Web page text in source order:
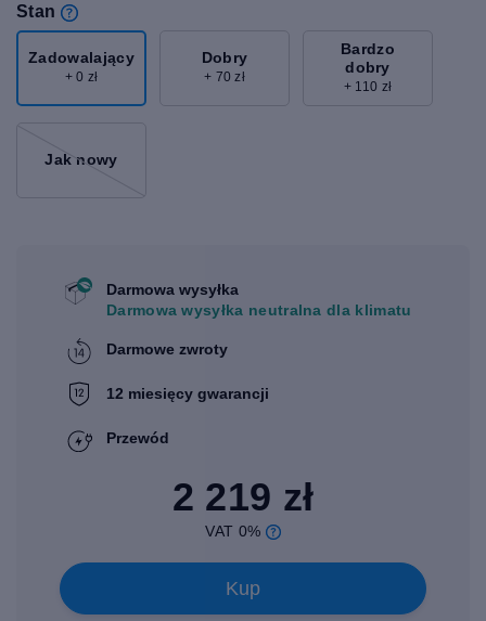
Stan
Zadowalający
+ 0 zł
Dobry
+ 70 zł
Bardzo
dobry
+ 110 zł
Jak nowy
Darmowa wysyłka
Darmowa wysyłka neutralna dla klimatu
Darmowe zwroty
12 miesięcy gwarancji
Przewód
2 219 zł
VAT 0%
Kup